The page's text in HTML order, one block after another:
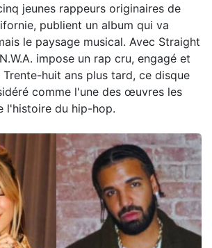
jeunes rappeurs originaires de
publient un album qui va
le paysage musical. Avec Straight
impose un rap cru, engagé et
Trente-huit ans plus tard, ce disque
comme l'une des œuvres les
l'histoire du hip-hop.